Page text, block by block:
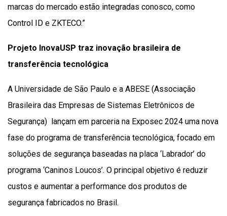
marcas do mercado estão integradas conosco, como
Control ID e ZKTECO.”
Projeto InovaUSP traz inovação brasileira de
transferência tecnológica
A Universidade de São Paulo e a ABESE (Associação
Brasileira das Empresas de Sistemas Eletrônicos de
Segurança) lançam em parceria na Exposec 2024 uma nova
fase do programa de transferência tecnológica, focado em
soluções de segurança baseadas na placa ‘Labrador’ do
programa ‘Caninos Loucos’. O principal objetivo é reduzir
custos e aumentar a performance dos produtos de
segurança fabricados no Brasil.